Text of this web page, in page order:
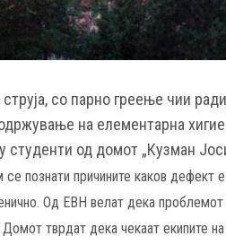
со парно греење чии
на елементарна
студенти од домот „Кузман
познати причините каков дефект
Од ЕВН велат дека проблемот
Домот тврдат дека чекаат екипите